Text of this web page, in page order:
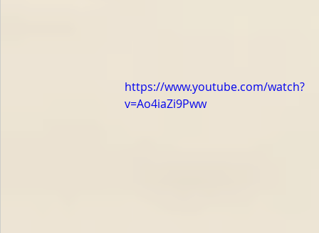
https://www.youtube.com/watch?
v=Ao4iaZi9Pww